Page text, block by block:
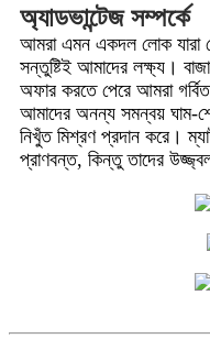
অ্যাডভান্টেজ সম্পর্কে
আমরা এমন একদল লোক যারা
সন্তুষ্টিই আমাদের লক্ষ্য।
অফার করতে পেরে আমরা
আমাদের অনন্য সমন্বয় ঘাম-
নিখুঁত মিশ্রণ প্রদান করে।
প্রাণবন্ত, কিন্তু তাদের